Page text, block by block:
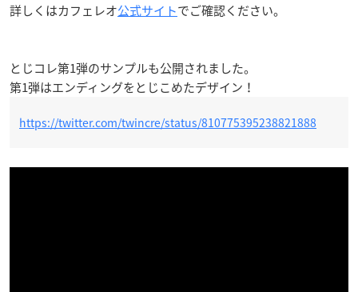
詳しくはカフェレオ公式サイトでご確認ください。
とじコレ第1弾のサンプルも公開されました。
第1弾はエンディングをとじこめたデザイン！
https://twitter.com/twincre/status/810775395238821888